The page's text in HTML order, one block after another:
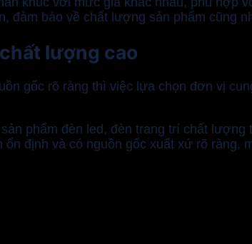
đảm bảo về chất lượng sản phẩm cũng
lượng cao
gốc rõ ràng thì việc lựa chọn đơn vị
phẩm đèn led, đèn trang trí chất
định và có nguồn gốc xuất xứ rõ ràng,